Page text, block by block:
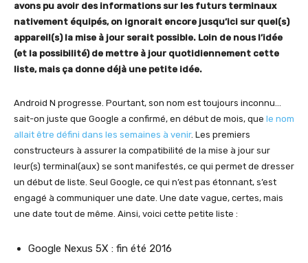
avons pu avoir des informations sur les futurs terminaux
nativement équipés, on ignorait encore jusqu’ici sur quel(s)
appareil(s) la mise à jour serait possible. Loin de nous l’idée
(et la possibilité) de mettre à jour quotidiennement cette
liste, mais ça donne déjà une petite idée.
Android N progresse. Pourtant, son nom est toujours inconnu…
sait-on juste que Google a confirmé, en début de mois, que le nom
allait être défini dans les semaines à venir. Les premiers
constructeurs à assurer la compatibilité de la mise à jour sur
leur(s) terminal(aux) se sont manifestés, ce qui permet de dresser
un début de liste. Seul Google, ce qui n’est pas étonnant, s’est
engagé à communiquer une date. Une date vague, certes, mais
une date tout de même. Ainsi, voici cette petite liste :
Google Nexus 5X : fin été 2016